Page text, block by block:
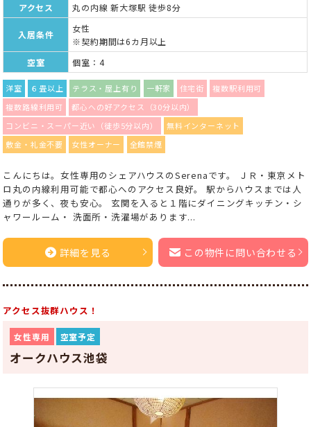
アクセス
丸の内線 新大塚駅 徒歩8分
入居条件
女性
※契約期間は6カ月以上
空室
個室：4
洋室 ６畳以上 テラス・屋上有り 一軒家 住宅街
複数駅利用可
複数路線利用可
都心への好アクセス（30分以内）
コンビニ・スーパー近い（徒歩5分以内）
無料インターネット
敷金・礼金不要
女性オーナー 全館禁煙
こんにちは。女性専用のシェアハウスのSerenaです。 ＪＲ・東京メト
ロ丸の内線利用可能で都心へのアクセス良好。 駅からハウスまでは人
通りが多く、夜も安心。 玄関を入ると１階にダイニングキッチン・シ
ャワールーム・ 洗面所・洗濯場があります...
詳細を見る この物件に問い合わせる
アクセス抜群ハウス！
女性専用 空室予定
オークハウス池袋